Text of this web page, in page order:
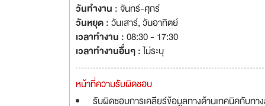
ซึ่งบริษัทฯ มีพนักง
Feeder Remote
วันทำงาน : จันทร์-ศุกร์
วันหยุด :วันเสาร์,วันอาทิตย์
เวลาทำงาน :08:30 - 17:30
เวลาทำงานอื่นๆ :ไม่ระบุ
หน้าที่ความรับผิดชอบ
รับผิดชอบการเคลียร์ข้อมูลทางด้านเทคนิคกับทา